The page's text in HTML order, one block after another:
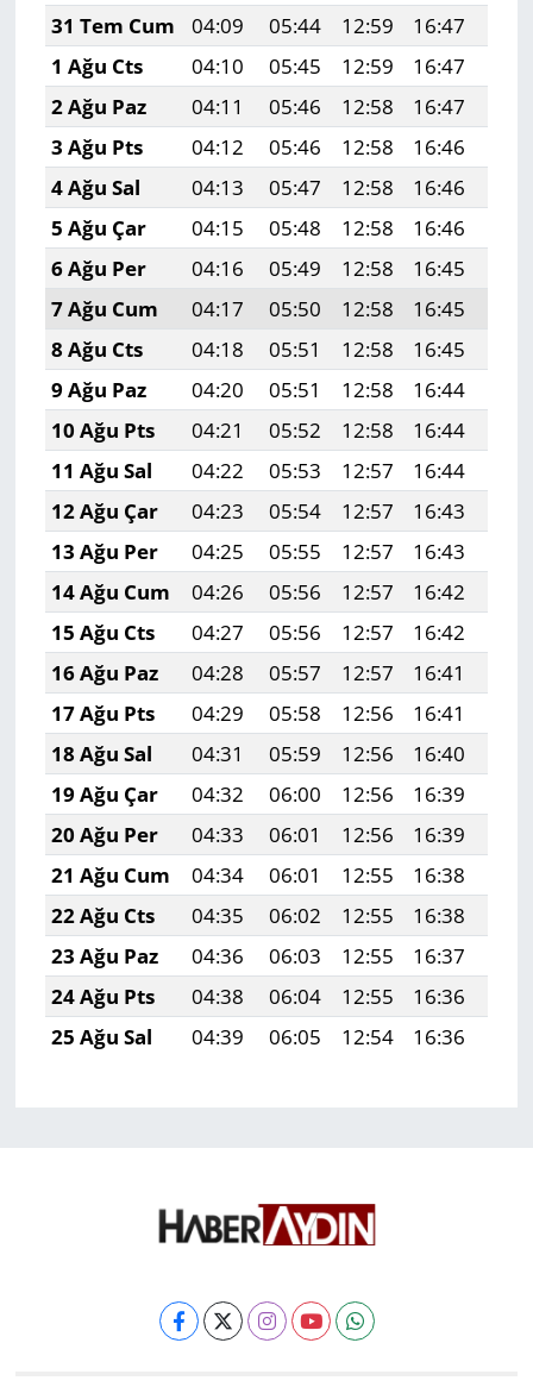
31 Tem Cum
04:09 05:44 12:59 16:47
1 Ağu Cts
04:10 05:45 12:59 16:47
2 Ağu Paz
04:11 05:46 12:58 16:47
3 Ağu Pts
04:12 05:46 12:58 16:46
4 Ağu Sal
04:13 05:47 12:58 16:46
5 Ağu Çar
04:15 05:48 12:58 16:46
6 Ağu Per
04:16 05:49 12:58 16:45
7 Ağu Cum
04:17 05:50 12:58 16:45
8 Ağu Cts
04:18 05:51 12:58 16:45
9 Ağu Paz
04:20 05:51 12:58 16:44
10 Ağu Pts
04:21 05:52 12:58 16:44
11 Ağu Sal
04:22 05:53 12:57 16:44
12 Ağu Çar
04:23 05:54 12:57 16:43
13 Ağu Per
04:25 05:55 12:57 16:43
14 Ağu Cum
04:26 05:56 12:57 16:42
15 Ağu Cts
04:27 05:56 12:57 16:42
16 Ağu Paz
04:28 05:57 12:57 16:41
17 Ağu Pts
04:29 05:58 12:56 16:41
18 Ağu Sal
04:31 05:59 12:56 16:40
19 Ağu Çar
04:32 06:00 12:56 16:39
20 Ağu Per
04:33 06:01 12:56 16:39
21 Ağu Cum
04:34 06:01 12:55 16:38
22 Ağu Cts
04:35 06:02 12:55 16:38
23 Ağu Paz
04:36 06:03 12:55 16:37
24 Ağu Pts
04:38 06:04 12:55 16:36
25 Ağu Sal
04:39 06:05 12:54 16:36